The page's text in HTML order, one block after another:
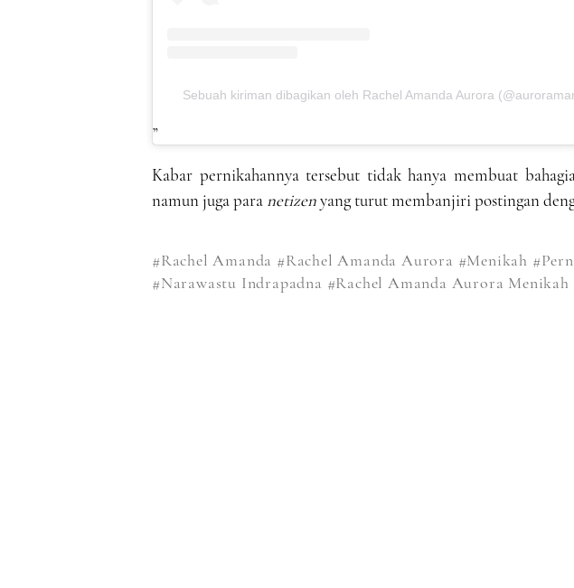
Sebuah kiriman dibagikan oleh Rachel Amanda Aurora
Kabar pernikahannya tersebut tidak hanya membuat
namun juga para netizenyang turut membanjiri postingan
#Rachel Amanda #Rachel Amanda Aurora #Menikah
#Narawastu Indrapadna #Rachel Amanda Aurora Menikah